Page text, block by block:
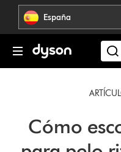
Omitir
navegación España
en
Cómo